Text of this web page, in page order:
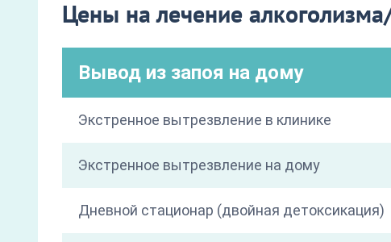
Цены на лечение
Вывод из запоя на дому
Экстренное вытрезвление в клинике
Экстренное вытрезвление на дому
Дневной стационар (двойная детоксикация)